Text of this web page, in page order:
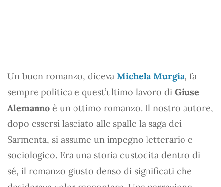
Un buon romanzo, diceva Michela Murgia, fa
sempre politica e quest’ultimo lavoro di Giuse
Alemanno è un ottimo romanzo. Il nostro autore,
dopo essersi lasciato alle spalle la saga dei
Sarmenta, si assume un impegno letterario e
sociologico. Era una storia custodita dentro di
sé, il romanzo giusto denso di significati che